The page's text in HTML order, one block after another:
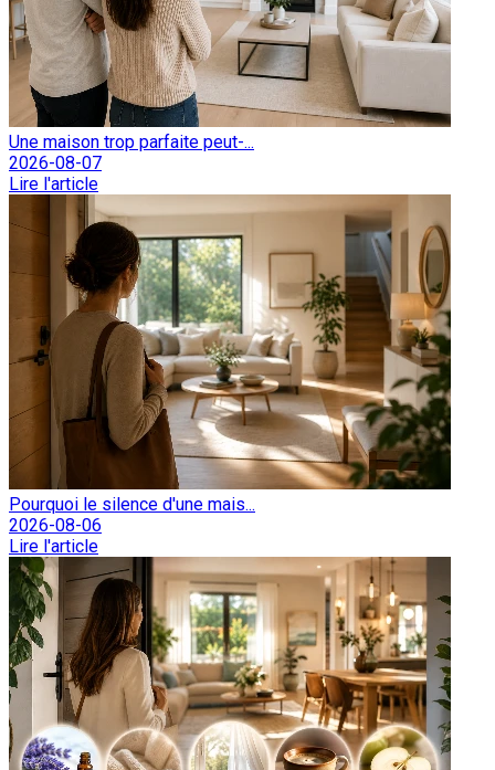
Une maison trop parfaite peut-...
2026-08-07
Lire l'article
Pourquoi le silence d'une mais...
2026-08-06
Lire l'article